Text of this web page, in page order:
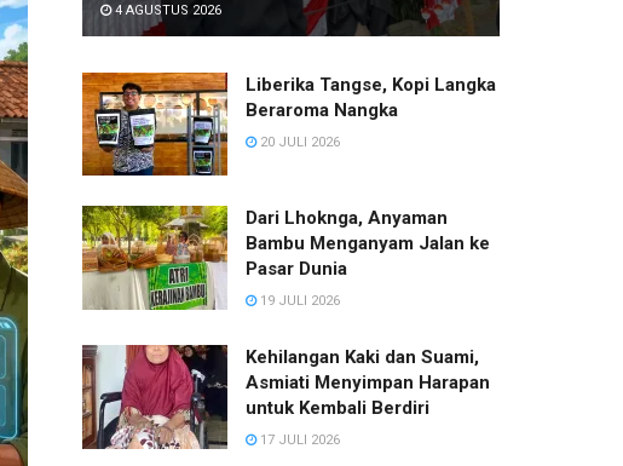
4 AGUSTUS 2026
Liberika Tangse, Kopi Langka
Beraroma Nangka
20 JULI 2026
Dari Lhoknga, Anyaman
Bambu Menganyam Jalan ke
Pasar Dunia
19 JULI 2026
Kehilangan Kaki dan Suami,
Asmiati Menyimpan Harapan
untuk Kembali Berdiri
17 JULI 2026